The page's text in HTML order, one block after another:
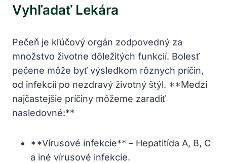
Vyhľadať Lekára
Pečeň je kľúčový orgán zodpovedný za
množstvo životne dôležitých funkcií. Bolesť
pečene môže byť výsledkom rôznych príčin,
od infekcií po nezdravý životný štýl. **Medzi
najčastejšie príčiny môžeme zaradiť
nasledovné:**
**Vírusové infekcie** – Hepatitída A, B, C
a iné vírusové infekcie.